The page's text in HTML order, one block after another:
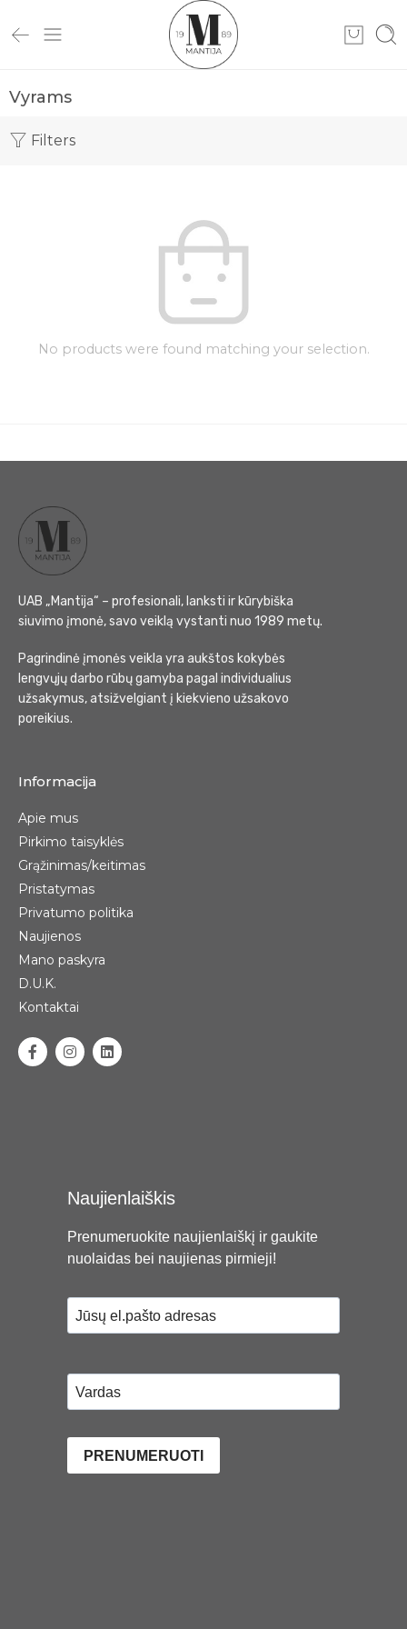
Vyrams
Filters
No products were found matching your selection.
UAB „Mantija“ – profesionali, lanksti ir kūrybiška
siuvimo įmonė, savo veiklą vystanti nuo 1989 metų.
Pagrindinė įmonės veikla yra aukštos kokybės
lengvųjų darbo rūbų gamyba pagal individualius
užsakymus, atsižvelgiant į kiekvieno užsakovo
poreikius.
Informacija
Apie mus
Pirkimo taisyklės
Grąžinimas/keitimas
Pristatymas
Privatumo politika
Naujienos
Mano paskyra
D.U.K.
Kontaktai